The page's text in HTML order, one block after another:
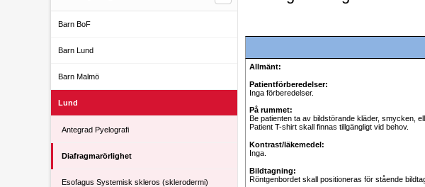
Barn BoF
Barn Lund
Barn Malmö
Lund
Antegrad Pyelografi
Diafragmarörlighet
Esofagus Systemisk skleros (sklerodermi)
Allmänt:
Patientförberedelser:
Inga förberedelser.
På rummet:
Be patienten ta av bildstörande kläder, smycken,
Patient T-shirt skall finnas tillgängligt vid behov.
Kontrast/läkemedel:
Inga.
Bildtagning:
Röntgenbordet skall positioneras för stående